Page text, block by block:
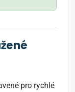
pro rychlé